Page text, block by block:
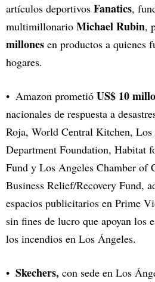
artículos deportivos Fanatics,
multimillonario Michael Rubin,
millones en productos a quienes
hogares.
Amazon prometió US$ 10
nacionales de respuesta a
Roja, World Central Kitchen,
Department Foundation, Habitat
Fund y Los Angeles Chamber of
Business Relief/Recovery Fund,
espacios publicitarios en Prime
sin fines de lucro que apoyan los
los incendios en Los Ángeles.
Skechers, con sede en Los